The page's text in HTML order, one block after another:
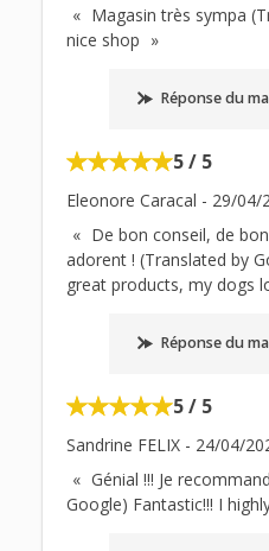
Magasin très sympa
nice shop
Réponse du
5 / 5
Eleonore Caracal - 29/04/
De bon conseil, de
adorent ! (Translated by
great products, my dogs
Réponse du
5 / 5
Sandrine FELIX - 24/04/
Génial !!! Je
Google) Fantastic!!! I